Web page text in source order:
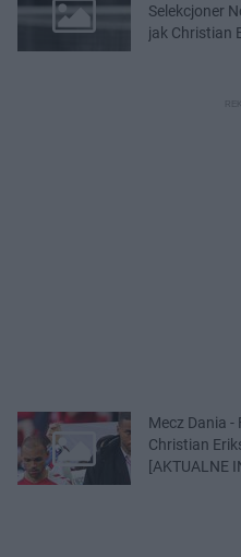
Selekcjoner
jak Christian
Mecz Dania -
Christian
[AKTUALNE